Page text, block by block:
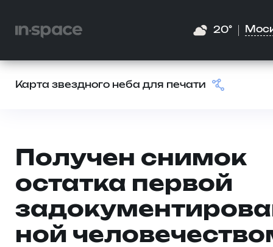
20°
Карта звездного неба для печати
Получен снимок
остатка первой
ной